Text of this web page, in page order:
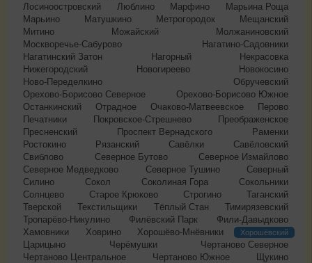
Лосиноостровский
Люблино Марфино
Марьина Роща
Марьино
Матушкино Метрогородок
Мещанский
Митино
Можайский
Молжаниновский
Москворечье-Сабурово
Нагатино-Садовники
Нагатинский Затон
Нагорный
Некрасовка
Нижегородский
Новогиреево
Новокосино
Ново-Переделкино
Обручевский
Орехово-Борисово Северное
Орехово-Борисово Южное
Останкинский
Отрадное Очаково-Матвеевское
Перово
Печатники
Покровское-Стрешнево
Преображенское
Пресненский
Проспект Вернадского
Раменки
Ростокино
Рязанский Савёлки
Савёловский
Свиблово
Северное Бутово
Северное Измайлово
Северное Медведково
Северное Тушино
Северный
Силино
Сокол Соколиная Гора
Сокольники
Солнцево
Старое Крюково Строгино
Таганский
Тверской
Текстильщики Тёплый Стан
Тимирязевский
Тропарёво-Никулино
Филёвский Парк
Фили-Давыдково
Хамовники
Ховрино Хорошёво-Мнёвники Хорошёвский
Царицыно Черёмушки
Чертаново Северное
Чертаново Центральное
Чертаново Южное
Щукино